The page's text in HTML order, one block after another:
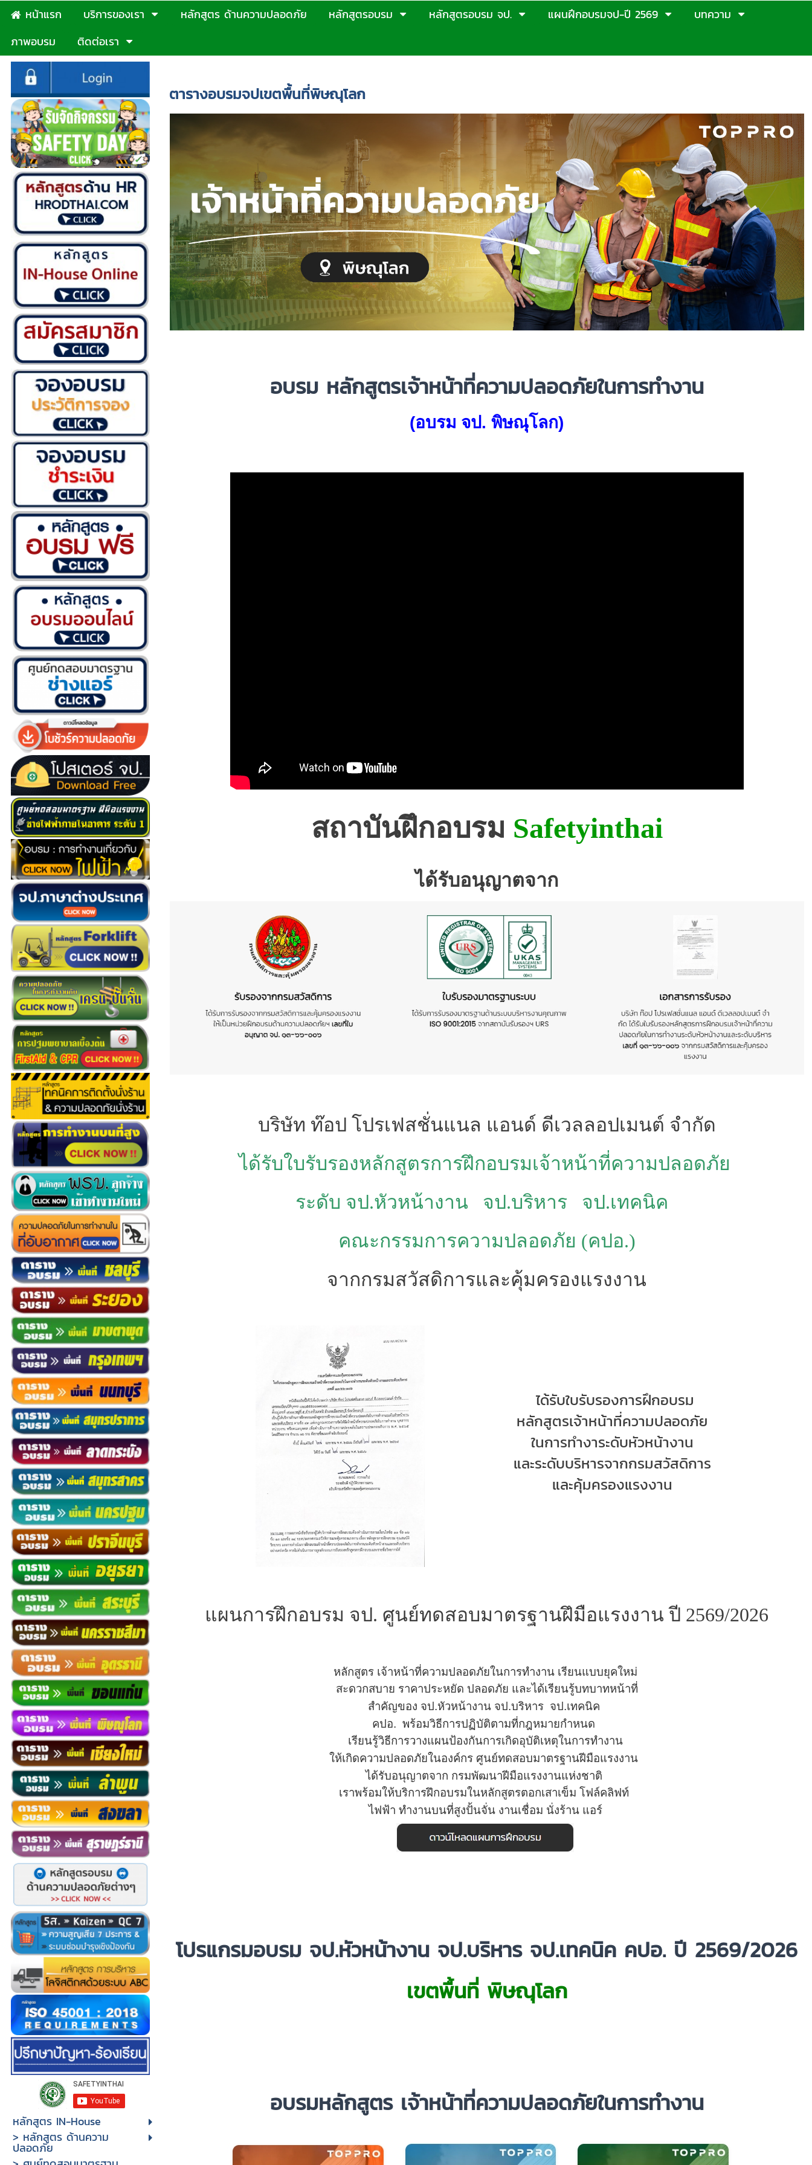
หน้าแรก บริการของเรา หลักสูตร ด้านความปลอดภัย หลักสูตรอบรม หลักสูตรอบรม จป. แผนฝึกอบรมจป-ปี 2569
บทความ
ภาพอบรม
ติดต่อเรา
หลักสูตร IN-House
> หลักสูตร ด้านความ
ปลอดภัย
ตารางอบรมจปเขตพื้นที่พิษณุโลก
อบรม หลักสูตรเจ้าหน้าที่ความปลอดภัยในการทำงาน
(อบรม จป. พิษณุโลก)
สถาบันฝึกอบรม Safetyinthai
ได้รับอนุญาตจาก
บริษัท ท๊อป โปรเฟสชั่นแนล แอนด์ ดีเวลลอปเมนต์ จำกัด
ได้รับใบรับรองหลักสูตรการฝึกอบรมเจ้าหน้าที่ความปลอดภัย
ระดับ จป.หัวหน้างาน จป.บริหาร จป.เทคนิค
คณะกรรมการความปลอดภัย (คปอ.)
จากกรมสวัสดิการและคุ้มครองแรงงาน
ได้รับใบรับรองการฝึกอบรม
หลักสูตรเจ้าหน้าที่ความปลอดภัย
ในการทำงาระดับหัวหน้างาน
และระดับบริหารจากกรมสวัสดิการ
และคุ้มครองแรงงาน
แผนการฝึกอบรม จป. ศูนย์ทดสอบมาตรฐานฝึมือแรงงาน ปี 2569/2026
หลักสูตร เจ้าหน้าที่ความปลอดภัยในการทำงาน เรียนแบบยุคใหม่
สะดวกสบาย ราคาประหยัด ปลอดภัย และได้เรียนรู้บทบาทหน้าที่
สำคัญของ จป.หัวหน้างาน จป.บริหาร จป.เทคนิค
คปอ.พร้อมวิธีการปฏิบัติตามที่กฎหมายกำหนด
เรียนรู้วิธีการวางแผนป้องกันการเกิดอุบัติเหตุในการทำงาน
ให้เกิดความปลอดภัยในองค์กร ศูนย์ทดสอบมาตรฐานฝีมือแรงงาน
ได้รับอนุญาตจาก กรมพัฒนาฝีมือแรงงานแห่งชาติ
เราพร้อมให้บริการฝึกอบรมในหลักสูตรตอกเสาเข็ม โฟล์คลิฟท์
ไฟฟ้า ทำงานบนที่สูงปั้นจั่น งานเชื่อม นั่งร้าน แอร์
โปรแกรมอบรม จป.หัวหน้างาน จป.บริหาร จป.เทคนิค คปอ. ปี 2569/2026
เขตพื้นที่ พิษณุโลก
อบรมหลักสูตร เจ้าหน้าที่ความปลอดภัยในการทำงาน